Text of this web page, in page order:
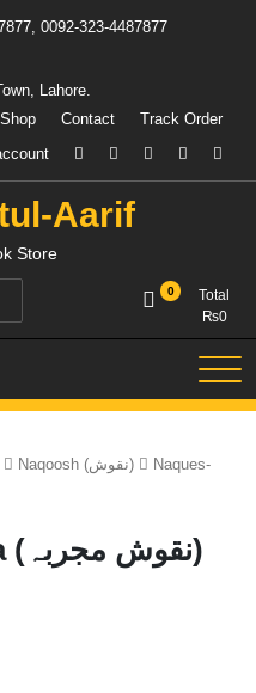
0092-323-4487877
Lahore.
Shop Contact
Track Order
Aarif
Store
0
Total
₨0
Naqoosh (نقوش)
Naques-
Naques-e-Mujraba (نقوش مجربہ)